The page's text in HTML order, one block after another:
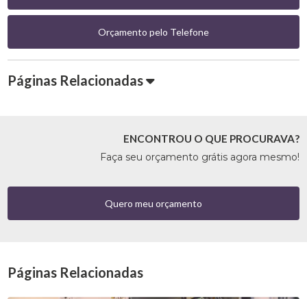
Orçamento pelo Telefone
Páginas Relacionadas
ENCONTROU O QUE PROCURAVA?
Faça seu orçamento grátis agora mesmo!
Quero meu orçamento
Páginas Relacionadas